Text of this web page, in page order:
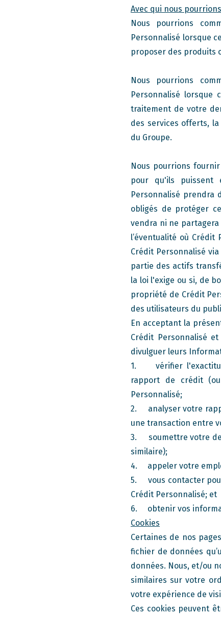
Avec qui nous
Nous pourrions
Personnalisé lorsque
proposer des produits
Nous pourrions
Personnalisé lorsque
traitement de votre
des services offerts,
du Groupe.
Nous pourrions
pour qu'ils puissent
Personnalisé prendra
obligés de protéger
vendra ni ne
l’éventualité où
Crédit Personnalisé
partie des actifs
la loi l'exige ou si, de
propriété de Crédit
des utilisateurs du
En acceptant la
Crédit Personnalisé
divulguer leurs
1. vérifier
rapport de crédit
Personnalisé;
2. analyser votre
une transaction entre
3. soumettre votre
similaire);
4. appeler votre
5. vous contacter
Crédit Personnalisé; et
6. obtenir vos
Cookies
Certaines de nos
fichier de données
données. Nous, et/ou
similaires sur votre
votre expérience de
Ces cookies peuvent